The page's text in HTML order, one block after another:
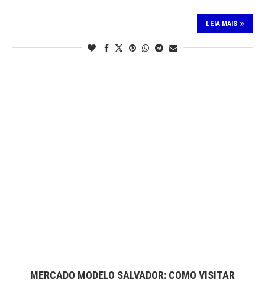
LEIA MAIS
MERCADO MODELO SALVADOR: COMO VISITAR